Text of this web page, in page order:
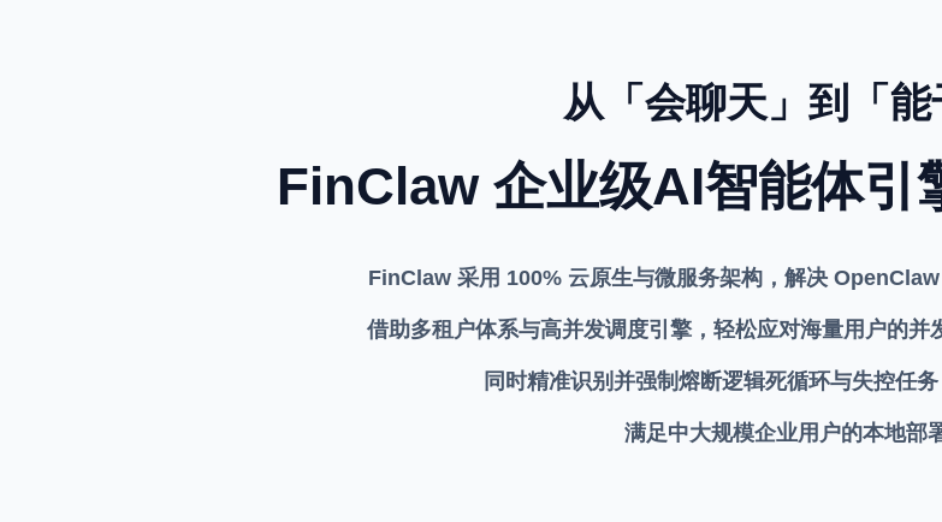
从「会聊天」到「能
FinClaw 企业级AI智能体引
FinClaw 采用 100% 云原生与微服务架构，解决
借助多租户体系与高并发调度引擎，轻松应对海量用户的
同时精准识别并强制熔断逻辑死循环与失控任
满足中大规模企业用户的本地部